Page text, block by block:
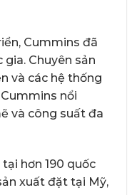
Cummins đã
Chuyên sản
và các hệ thống
nổi
và công suất đa
hơn 190 quốc
xuất đặt tại Mỹ,